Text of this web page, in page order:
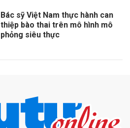
Bác sỹ Việt Nam thực hành can
thiệp bào thai trên mô hình mô
phỏng siêu thực